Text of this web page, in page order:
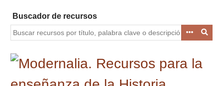
contenido
principal
Buscador de recursos